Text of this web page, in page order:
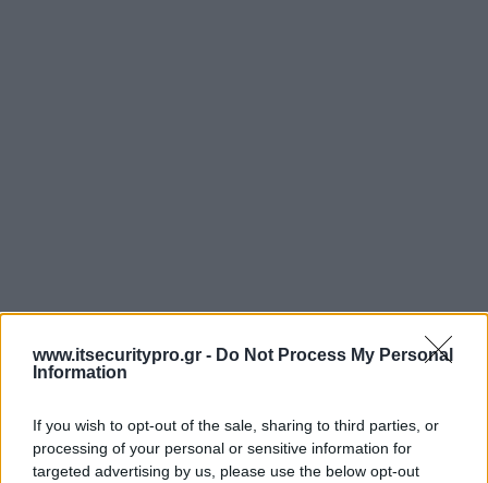
www.itsecuritypro.gr - Do Not Process My Personal
Information
If you wish to opt-out of the sale, sharing to third parties, or
processing of your personal or sensitive information for
targeted advertising by us, please use the below opt-out